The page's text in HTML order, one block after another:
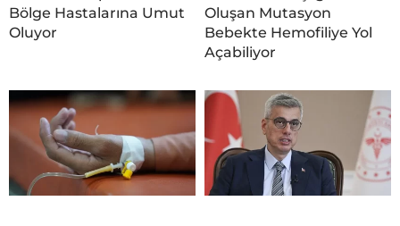
Bölge Hastalarına Umut
Oluyor
Oluşan Mutasyon
Bebekte Hemofiliye Yol
Açabiliyor